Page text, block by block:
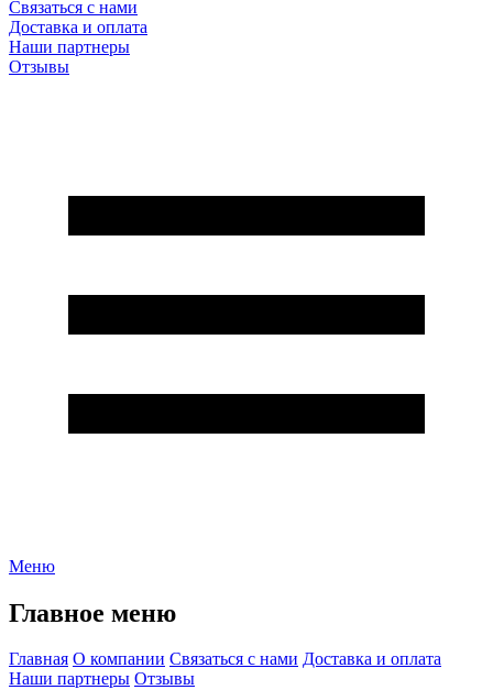
Связаться с нами
Доставка и оплата
Наши партнеры
Отзывы
Меню
Главное меню
Главная О компании Связаться с нами Доставка и оплата
Наши партнеры Отзывы